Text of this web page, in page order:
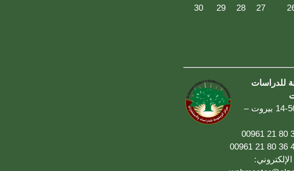
27
28
29
30
للدراسات
ص.ب.: 5034-14 بيروت –